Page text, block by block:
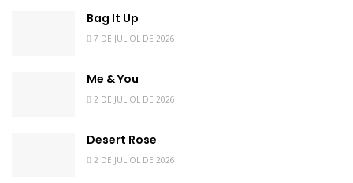
Bag It Up
7 DE JULIOL DE 2026
Me & You
2 DE JULIOL DE 2026
Desert Rose
2 DE JULIOL DE 2026